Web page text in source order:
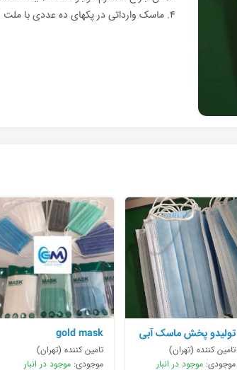
۴. ماسک وارداتی در پکهای ده عددی با ملت ۳۳ با قیمت ۱۱۲۰ موجود
تولیدو پخش ماسک آبی
.سفید .
تامین کننده (تهران)
موجودی: موجود در انبار
gold mask
تامین کننده (تهران)
موجودی: موجود در انبار